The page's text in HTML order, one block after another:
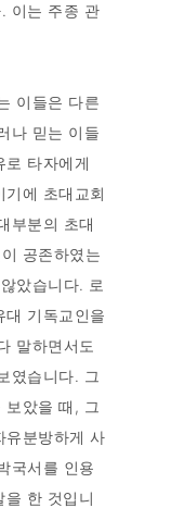
이는 주종 관
이들은 다른
나 믿는 이들
로 타자에게
에 초대교회
부분의 초대
공존하였는
았습니다. 로
대 기독교인을
말하면서도
였습니다. 그
보았을 때, 그
유분방하게 사
국서를 인용
을 한 것입니